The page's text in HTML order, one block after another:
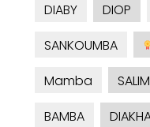
DIABY
DIOP
SANKOUMBA
Mamba
SALIM
BAMBA